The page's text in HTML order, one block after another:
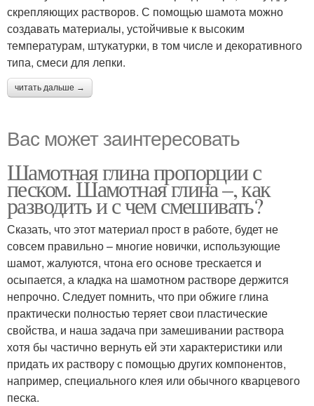
скрепляющих растворов. С помощью шамота можно
создавать материалы, устойчивые к высоким
температурам, штукатурки, в том числе и декоративного
типа, смеси для лепки.
читать дальше →
Вас может заинтересовать
Шамотная глина пропорции с
песком. Шамотная глина –, как
разводить и с чем смешивать?
Сказать, что этот материал прост в работе, будет не
совсем правильно – многие новички, использующие
шамот, жалуются, чтона его основе трескается и
осыпается, а кладка на шамотном растворе держится
непрочно. Следует помнить, что при обжиге глина
практически полностью теряет свои пластические
свойства, и наша задача при замешивании раствора
хотя бы частично вернуть ей эти характеристики или
придать их раствору с помощью других компонентов,
например, специального клея или обычного кварцевого
песка.